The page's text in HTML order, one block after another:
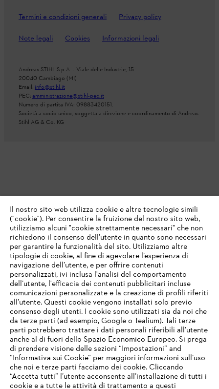
Termini e condizioni generali Privacy policy
Note legali Cookies Informazioni legali
Andreas STIHL S.p.A. - Viale delle Industrie, 15
20040 Cambiago (MI)
Email: info@stihl.it
PEC:amministrazione@stihl-pec.it
Numero di partita IVA: 09883420151.
Società a socio unico, soggetta a direzione e coordinamento di Andreas
Stihl AG & Co. KG
IHR BROWSER WIRD NICHT
UNTERSTÜTZT
Il nostro sito web utilizza cookie e altre tecnologie simili
("cookie"). Per consentire la fruizione del nostro sito web,
utilizziamo alcuni "cookie strettamente necessari" che non
richiedono il consenso dell’utente in quanto sono necessari
per garantire la funzionalità del sito. Utilizziamo altre
tipologie di cookie, al fine di agevolare l’esperienza di
navigazione dell’utente, e per offrire contenuti
personalizzati, ivi inclusa l'analisi del comportamento
dell’utente, l'efficacia dei contenuti pubblicitari incluse
comunicazioni personalizzate e la creazione di profili riferiti
all’utente. Questi cookie vengono installati solo previo
consenso degli utenti. I cookie sono utilizzati sia da noi che
da terze parti (ad esempio, Google o Tealium). Tali terze
parti potrebbero trattare i dati personali riferibili all’utente
anche al di fuori dello Spazio Economico Europeo. Si prega
di prendere visione delle sezioni “Impostazioni” and
“Informativa sui Cookie” per maggiori informazioni sull’uso
che noi e terze parti facciamo dei cookie. Cliccando
“Accetta tutti” l’utente acconsente all’installazione di tutti i
cookie e a tutte le attività di trattamento a questi